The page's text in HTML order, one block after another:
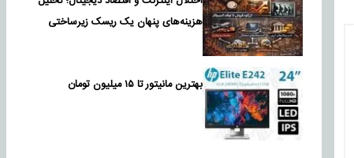
هزینه‌های پنهان یک ریسک زیرساختی
بهترین مانیتور تا ۱۵ میلیون تومان